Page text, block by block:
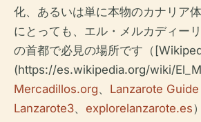
化、あるいは単に本物のカナリア
にとっても、エル・メルカディー
の首都で必見の場所です（
(https://es.wikipedia.org/wiki/
Mercadillos.org、 Lanzarote
Lanzarote3、 explorelanzarote.es